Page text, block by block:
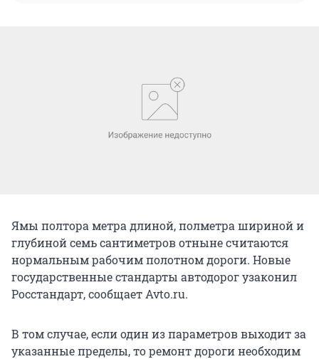
Ямы полтора метра длиной, полметра шириной и
глубиной семь сантиметров отныне считаются
нормальным рабочим полотном дороги. Новые
государственные стандарты автодорог узаконил
Росстандарт, сообщает Avto.ru.
В том случае, если один из параметров выходит за
указанные пределы, то ремонт дороги необходим